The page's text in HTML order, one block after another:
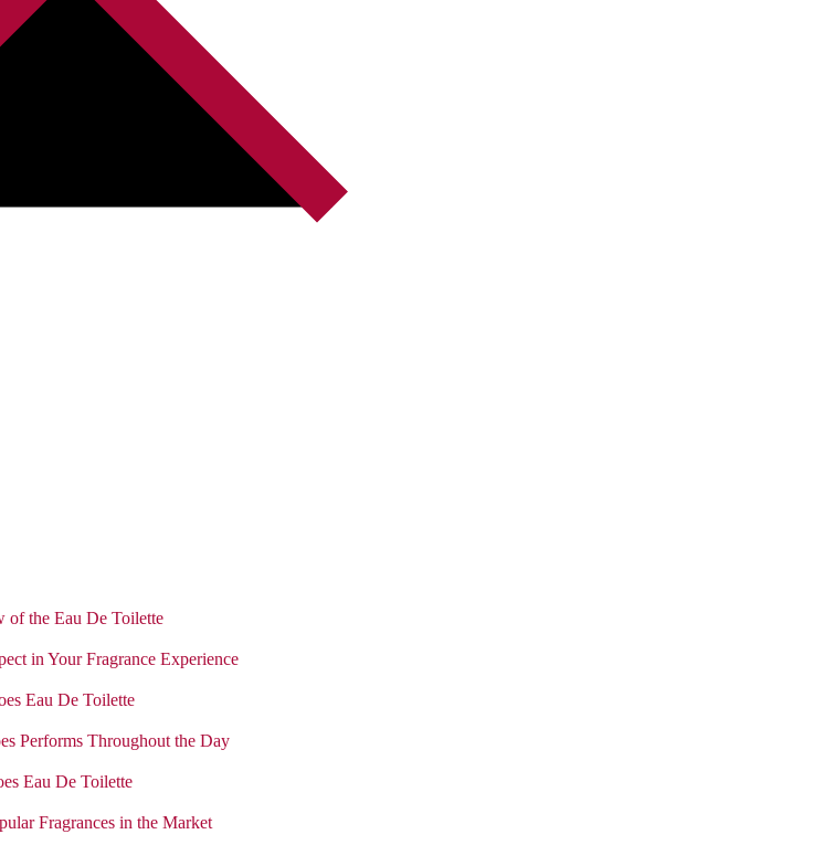
of the Eau De Toilette
in Your Fragrance Experience
Eau De Toilette
Performs Throughout the Day
Eau De Toilette
Fragrances in the Market